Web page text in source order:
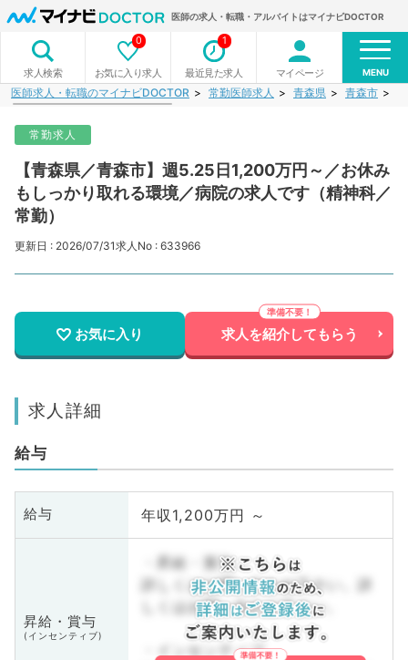
医師の求人・転職・アルバイトはマイナビDOCTOR
求人検索 お気に入り求人
0
最近見た求人
1
マイページ MENU
医師求人・転職のマイナビDOCTOR 常勤医師求人 青森県 青森市
常勤求人
【青森県／青森市】週5.25日1,200万円～／お休み
もしっかり取れる環境／病院の求人です（精神科／
常勤）
更新日 : 2026/07/31求人No : 633966
お気に入り 求人を紹介してもらう
求人詳細
給与
給与 年収1,200万円 ～
昇給・賞与
(インセンティブ)
・昇給・賞与
詳しくはお問い合わせ下さい。詳
しくはお問い合わせ下さい。
・インセンティブ